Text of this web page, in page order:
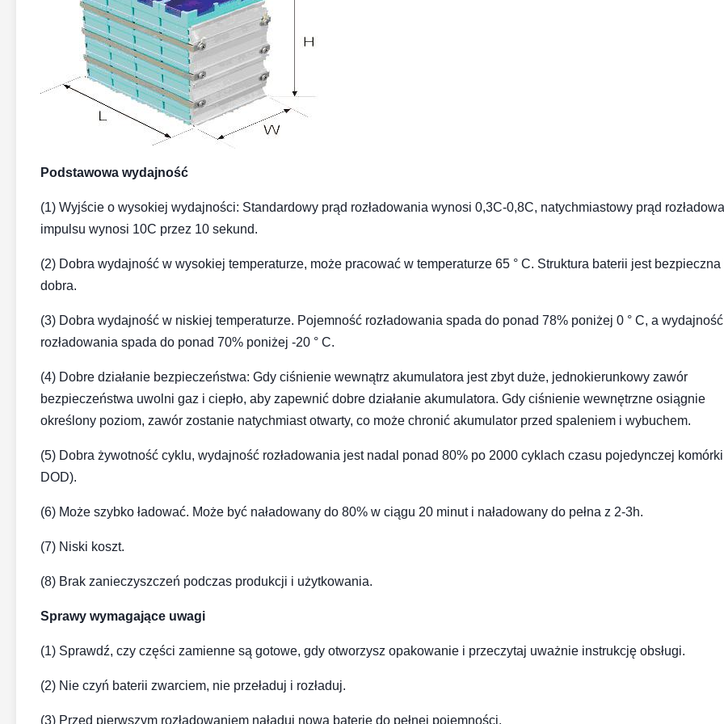
Podstawowa wydajność
(1) Wyjście o wysokiej wydajności: Standardowy prąd rozładowania wynosi 0,3C-0,8C, natychmiastowy prąd
impulsu wynosi 10C przez 10 sekund.
(2) Dobra wydajność w wysokiej temperaturze, może pracować w temperaturze 65 ° C. Struktura baterii jest bezpieczna
dobra.
(3) Dobra wydajność w niskiej temperaturze. Pojemność rozładowania spada do ponad 78% poniżej 0 ° C, a wydajność
rozładowania spada do ponad 70% poniżej -20 ° C.
(4) Dobre działanie bezpieczeństwa: Gdy ciśnienie wewnątrz akumulatora jest zbyt duże, jednokierunkowy zawór
bezpieczeństwa uwolni gaz i ciepło, aby zapewnić dobre działanie akumulatora. Gdy ciśnienie wewnętrzne osiągnie
określony poziom, zawór zostanie natychmiast otwarty, co może chronić akumulator przed spaleniem i wybuchem.
(5) Dobra żywotność cyklu, wydajność rozładowania jest nadal ponad 80% po 2000 cyklach czasu pojedynczej
DOD).
(6) Może szybko ładować. Może być naładowany do 80% w ciągu 20 minut i naładowany do pełna z 2-3h.
(7) Niski koszt.
(8) Brak zanieczyszczeń podczas produkcji i użytkowania.
Sprawy wymagające uwagi
(1) Sprawdź, czy części zamienne są gotowe, gdy otworzysz opakowanie i przeczytaj uważnie instrukcję obsługi.
(2) Nie czyń baterii zwarciem, nie przeładuj i rozładuj.
(3) Przed pierwszym rozładowaniem naładuj nową baterię do pełnej pojemności.